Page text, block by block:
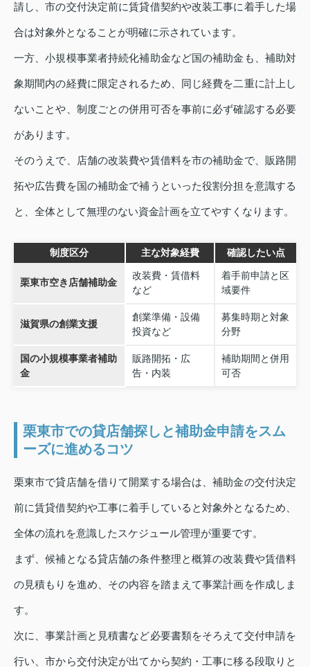
請し、市の交付決定前に賃貸借契約や改装工事に着手した場
合は対象外となることが明確に示されています。
一方、小規模事業者持続化補助金など国の補助金も、補助対
象期間内の経費に限定されるため、同じ経費を二重に計上し
ないことや、制度ごとの併用可否を事前に必ず確認する必要
があります。
そのうえで、店舗の改装費や賃借料を市の補助金で、販路開
拓や広告費を国の補助金で補うといった役割分担を意識する
と、全体として無理のない資金計画を立てやすくなります。
制度区分 主な対象経費 確認したい点
栗東市空き店舗補助金
改装費・賃借料
など
着手前申請と区
域要件
滋賀県の創業支援
創業準備・設備
投資など
募集時期と対象
分野
国の小規模事業者補助
金
販路開拓・広
告・内装
補助期間と併用
可否
栗東市での貸店舗探しと補助金申請をスム
ーズに進めるコツ
栗東市で貸店舗を借りて開業する場合は、補助金の交付決定
前に賃貸借契約や工事に着手していると対象外となるため、
全体の流れを意識したスケジュール管理が重要です。
まず、候補となる貸店舗の条件整理と概算の改装費や賃借料
の見積もりを進め、その内容を踏まえて事業計画を作成しま
す。
次に、事業計画と見積書など必要書類をそろえて交付申請を
行い、市から交付決定が出てから契約・工事に移る段取りと